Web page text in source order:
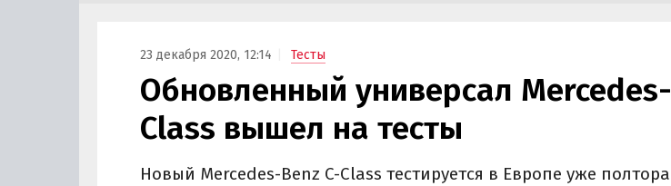
23 декабря 2020, 12:14 Тесты
Обновленный универсал Mercedes-
Class вышел на тесты
Новый Mercedes-Benz C-Class тестируется в Европе уже